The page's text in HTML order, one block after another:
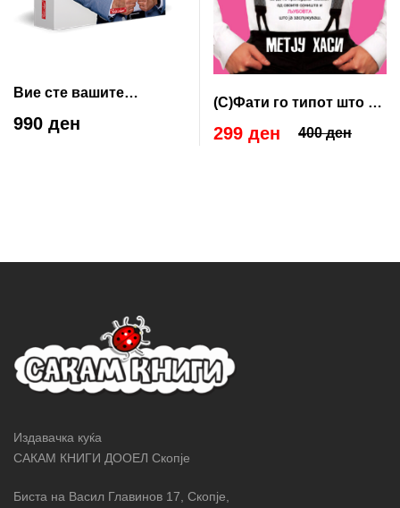
Вие сте вашите
уверувања
990 ден
(С)Фати го типот што го
посакуваш
400 ден
299 ден
Издавачка куќа
САКАМ КНИГИ ДООЕЛ Скопје
Биста на Васил Главинов 17, Скопје,